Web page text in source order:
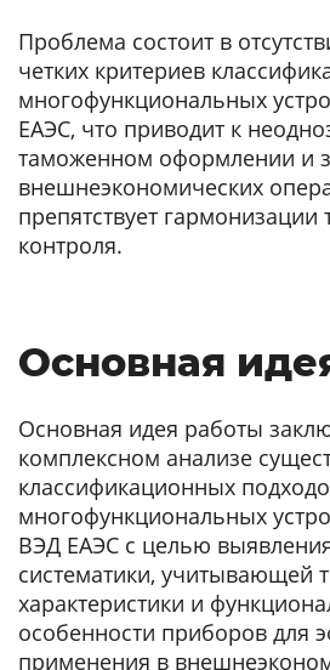
Проблема состоит в
четких критериев
многофункциональных
ЕАЭС, что приводит к
таможенном оформлении и
внешнеэкономических
препятствует
контроля.
Основная
Основная идея работы
комплексном анализе
классификационных
многофункциональных
ВЭД ЕАЭС с целью
систематики, учитывающей
характеристики и
особенности приборов для
применения в